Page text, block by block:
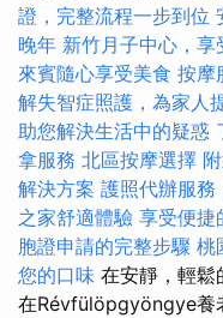
證，完整流程一步到位
晚年 新竹月子中心，
來賓隨心享受美食 按摩
解失智症照護，為家人
助您解決生活中的疑惑
拿服務 北區按摩選擇
解決方案 護照代辦服務
之家舒適體驗 享受便捷
胞證申請的完整步驟 桃
您的口味 在安靜，輕鬆
在Révfülöpgyöngye養